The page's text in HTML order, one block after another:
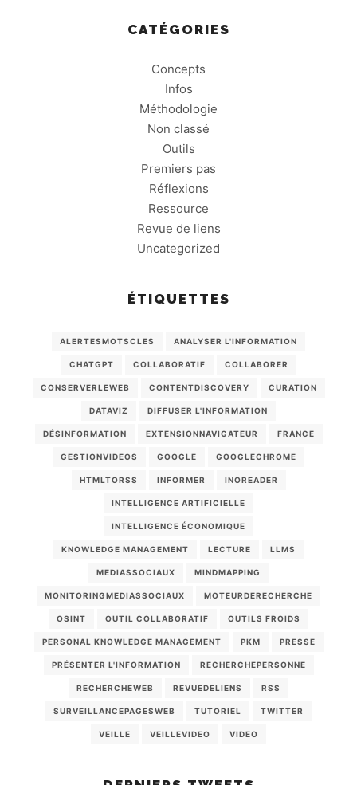
CATÉGORIES
Concepts
Infos
Méthodologie
Non classé
Outils
Premiers pas
Réflexions
Ressource
Revue de liens
Uncategorized
ÉTIQUETTES
ALERTESMOTSCLES ANALYSER L'INFORMATION
CHATGPT COLLABORATIF COLLABORER
CONSERVERLEWEB CONTENTDISCOVERY CURATION
DATAVIZ DIFFUSER L'INFORMATION
DÉSINFORMATION EXTENSIONNAVIGATEUR FRANCE
GESTIONVIDEOS GOOGLE GOOGLECHROME
HTMLTORSS INFORMER INOREADER
INTELLIGENCE ARTIFICIELLE
INTELLIGENCE ÉCONOMIQUE
KNOWLEDGE MANAGEMENT LECTURE LLMS
MEDIASSOCIAUX MINDMAPPING
MONITORINGMEDIASSOCIAUX MOTEURDERECHERCHE
OSINT OUTIL COLLABORATIF OUTILS FROIDS
PERSONAL KNOWLEDGE MANAGEMENT PKM PRESSE
PRÉSENTER L'INFORMATION RECHERCHEPERSONNE
RECHERCHEWEB REVUEDELIENS RSS
SURVEILLANCEPAGESWEB TUTORIEL TWITTER
VEILLE VEILLEVIDEO VIDEO